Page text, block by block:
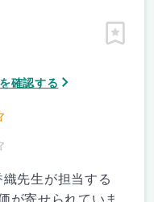
確認する
ピン留
織先生が担当する
が寄せられていま